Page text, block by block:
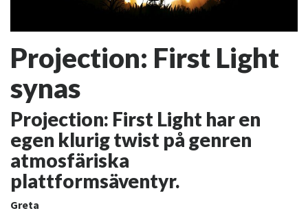
Projection: First Light
synas
Projection: First Light har en
egen klurig twist på genren
atmosfäriska
plattformsäventyr.
Greta